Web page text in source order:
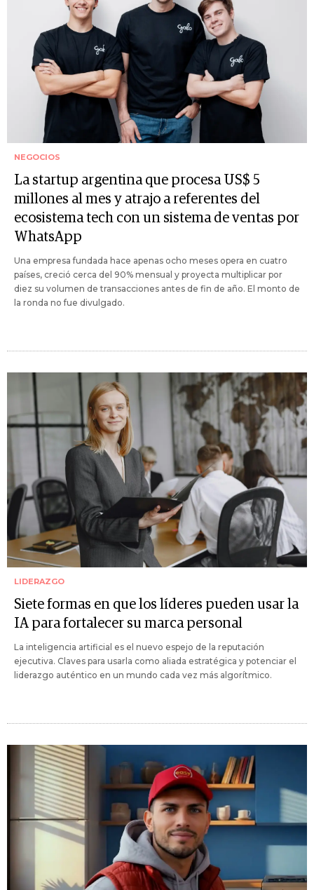
NEGOCIOS
La startup argentina que procesa US$ 5
millones al mes y atrajo a referentes del
ecosistema tech con un sistema de ventas por
WhatsApp
Una empresa fundada hace apenas ocho meses opera en cuatro
países, creció cerca del 90% mensual y proyecta multiplicar por
diez su volumen de transacciones antes de fin de año. El monto de
la ronda no fue divulgado.
LIDERAZGO
Siete formas en que los líderes pueden usar la
IA para fortalecer su marca personal
La inteligencia artificial es el nuevo espejo de la reputación
ejecutiva. Claves para usarla como aliada estratégica y potenciar el
liderazgo auténtico en un mundo cada vez más algorítmico.